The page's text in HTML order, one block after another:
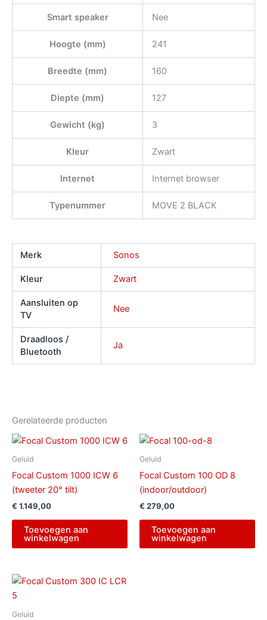
Smart speaker Nee
Hoogte (mm) 241
Breedte (mm) 160
Diepte (mm) 127
Gewicht (kg) 3
Kleur Zwart
Internet Internet browser
Typenummer MOVE 2 BLACK
Merk Sonos
Kleur Zwart
Aansluiten op
TV
Nee
Draadloos /
Bluetooth
Ja
Gerelateerde producten
Geluid
Focal Custom 1000 ICW 6
(tweeter 20° tilt)
€ 1.149,00
Toevoegen aan
winkelwagen
Geluid
Focal Custom 100 OD 8
(indoor/outdoor)
€ 279,00
Toevoegen aan
winkelwagen
Geluid